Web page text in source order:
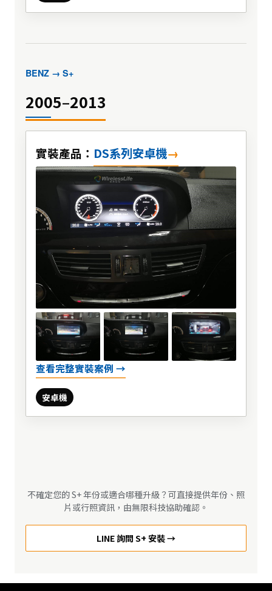
BENZ → S+
2005–2013
實裝產品： DS系列安卓機
查看完整實裝案例 →
安卓機
不確定您的 S+ 年份或適合哪種升級？可直接提供年份、照
片或行照資訊，由無限科技協助確認。
LINE 詢問 S+ 安裝 →